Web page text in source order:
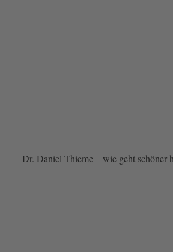
Dr. Daniel Thieme – wie geht schöner